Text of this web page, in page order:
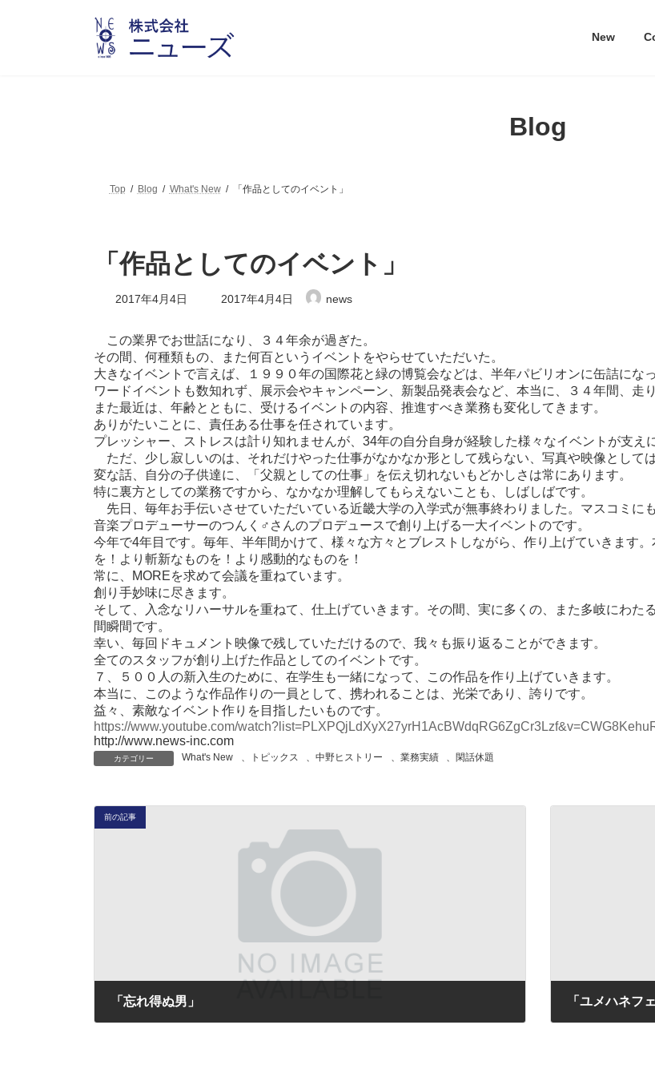
New
Blog
Top Blog What's New 「作品としてのイベント」
「作品としてのイベント」
2017年4月4日
最
終
新
日
時
:
2017年4月4日 news
この業界でお世話になり、３４年余が過ぎた。
その間、何種類もの、また何百というイベントをやらせていただいた。
大きなイベントで言えば、１９９０年の国際花と緑の博覧会などは、半年パビリオンに缶詰にな
ワードイベントも数知れず、展示会やキャンペーン、新製品発表会など、本当に、３４年間、走
また最近は、年齢とともに、受けるイベントの内容、推進すべき業務も変化してきます。
ありがたいことに、責任ある仕事を任されています。
プレッシャー、ストレスは計り知れませんが、34年の自分自身が経験した様々なイベントが支え
ただ、少し寂しいのは、それだけやった仕事がなかなか形として残らない、写真や映像として
変な話、自分の子供達に、「父親としての仕事」を伝え切れないもどかしさは常にあります。
特に裏方としての業務ですから、なかなか理解してもらえないことも、しばしばです。
先日、毎年お手伝いさせていただいている近畿大学の入学式が無事終わりました。マスコミに
音楽プロデューサーのつんく♂さんのプロデュースで創り上げる一大イベントのです。
今年で4年目です。毎年、半年間かけて、様々な方々とブレストしながら、作り上げていきます
を！より斬新なものを！より感動的なものを！
常に、MOREを求めて会議を重ねています。
創り手妙味に尽きます。
そして、入念なリハーサルを重ねて、仕上げていきます。その間、実に多くの、また多岐にわ
間瞬間です。
幸い、毎回ドキュメント映像で残していただけるので、我々も振り返ることができます。
全てのスタッフが創り上げた作品としてのイベントです。
７、５００人の新入生のために、在学生も一緒になって、この作品を作り上げていきます。
本当に、このような作品作りの一員として、携われることは、光栄であり、誇りです。
益々、素敵なイベント作りを目指したいものです。
https://www.youtube.com/
http://www.news-inc.com
カテゴリー What's New 、 トピックス 、中野ヒストリー 、 業務実績 、 閑話休題
前の記事
「忘れ得ぬ男」 「ユメハネフ